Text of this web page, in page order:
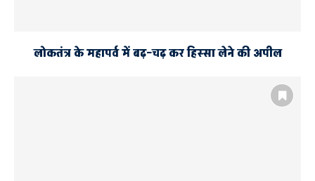
लोकतंत्र के महापर्व में बढ़–चढ़ कर हिस्सा लेने की अपील